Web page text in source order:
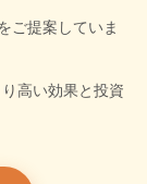
ご提案していま
高い効果と投資